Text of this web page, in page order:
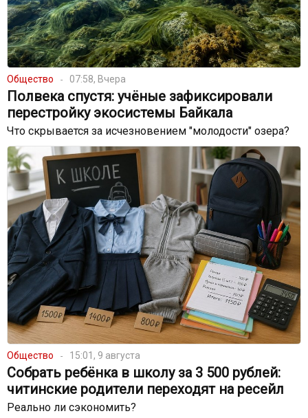
Общество 07:58, Вчера
Полвека спустя: учёные зафиксировали
перестройку экосистемы Байкала
Что скрывается за исчезновением "молодости" озера?
Общество 15:01, 9 августа
Собрать ребёнка в школу за 3 500 рублей:
читинские родители переходят на ресейл
Реально ли сэкономить?